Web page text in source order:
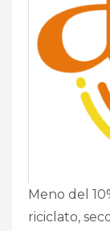
Meno del
riciclato,